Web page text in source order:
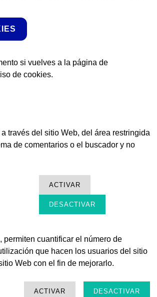
si vuelves a la página de
de cookies.
través del sitio Web, del área restringida
de comentarios o el buscador y no
ACTIVAR
DESACTIVAR
permiten cuantificar el número de
que hacen los usuarios del sitio
Web con el fin de mejorarlo.
ACTIVAR DESACTIVAR